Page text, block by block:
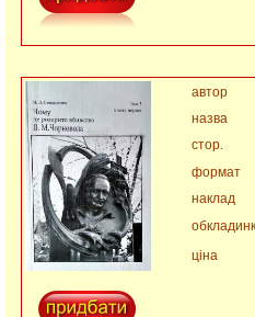
автор
назва
стор.
формат
наклад
ціна